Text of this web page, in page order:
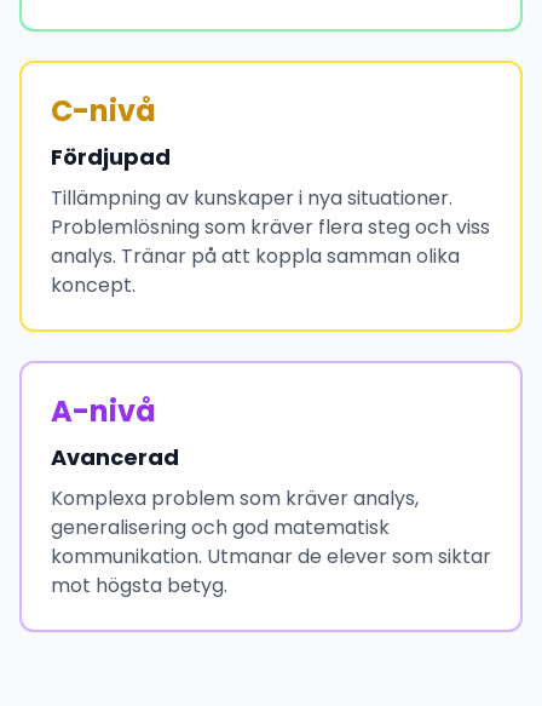
C-nivå
Fördjupad
Tillämpning av kunskaper i nya situationer.
Problemlösning som kräver flera steg och viss
analys. Tränar på att koppla samman olika
koncept.
A-nivå
Avancerad
Komplexa problem som kräver analys,
generalisering och god matematisk
kommunikation. Utmanar de elever som siktar
mot högsta betyg.